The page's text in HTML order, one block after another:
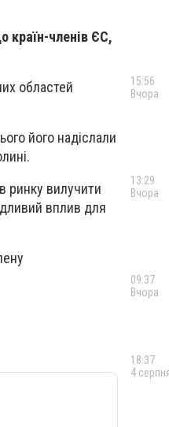
країн-членів ЄС,
областей
його надіслали
ринку вилучити
вплив для
15:56
Вчора
13:29
Вчора
09:37
Вчора
18:37
4